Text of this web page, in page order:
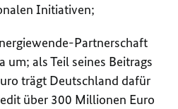
Initiativen;
Partnerschaft
um; als Teil seines Beitrags
trägt Deutschland dafür
über 300 Millionen Euro